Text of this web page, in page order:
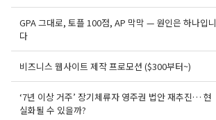
GPA 그대로, 토플 100점, AP 막막 — 원인은 하나입니
다
비즈니스 웹사이트 제작 프로모션 ($300부터~)
‘7년 이상 거주’ 장기체류자 영주권 법안 재추진… 현
실화될 수 있을까?